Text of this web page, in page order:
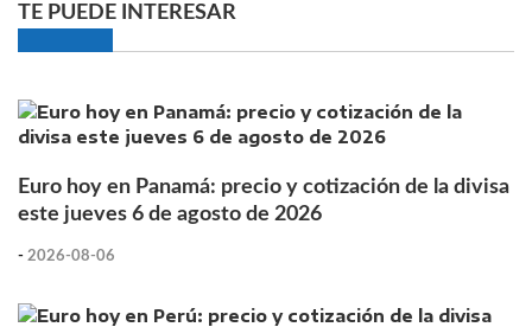
TE PUEDE INTERESAR
Euro hoy en Panamá: precio y cotización de la divisa
este jueves 6 de agosto de 2026
- 2026-08-06